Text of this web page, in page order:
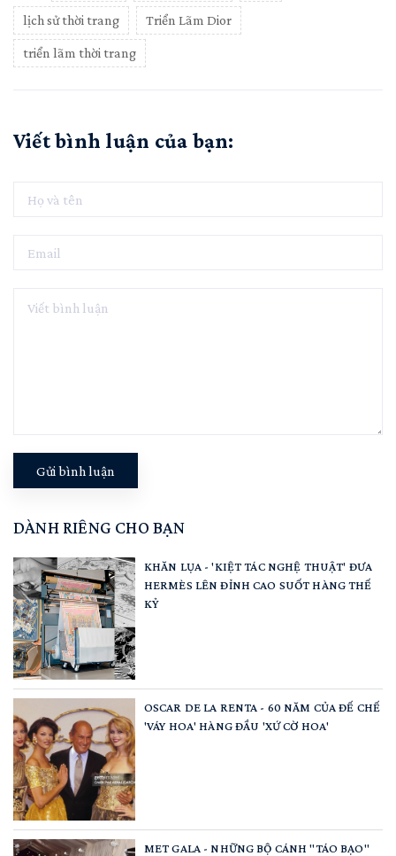
lịch sử thời trang Triển Lãm Dior
triển lãm thời trang
Viết bình luận của bạn:
Gửi bình luận
DÀNH RIÊNG CHO BẠN
KHĂN LỤA - 'KIỆT TÁC NGHỆ THUẬT' ĐƯA
HERMÈS LÊN ĐỈNH CAO SUỐT HÀNG THẾ
KỶ
OSCAR DE LA RENTA - 60 NĂM CỦA ĐẾ CHẾ
'VÁY HOA' HÀNG ĐẦU 'XỨ CỜ HOA'
MET GALA - NHỮNG BỘ CÁNH "TÁO BẠO"